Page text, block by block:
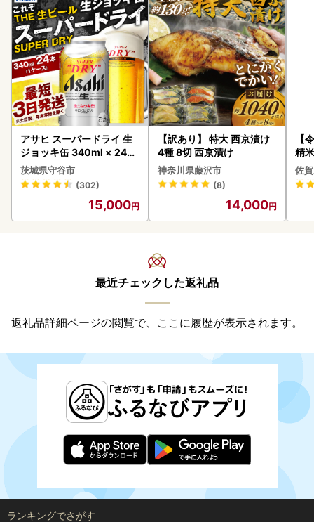
アサヒ スーパードライ 生
ジョッキ缶 340ml × 24本
(1ケース) ＜茨城工場＞ 缶
ビール お酒 Asahi 守谷市
茨城県守谷市
(302)
15,000
【訳あり】 特大 西京漬け
4種 8切 西京漬け
神奈川県藤沢市
(8)
14,000
【
精
佐
最近チェックした返礼品
返礼品詳細ページの閲覧で、ここに履歴が表示されます。
ランキングでさがす